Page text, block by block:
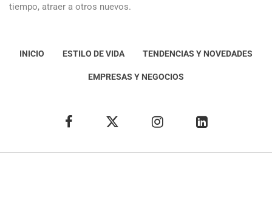
tiempo, atraer a otros nuevos.
INICIO ESTILO DE VIDA TENDENCIAS Y NOVEDADES
EMPRESAS Y NEGOCIOS